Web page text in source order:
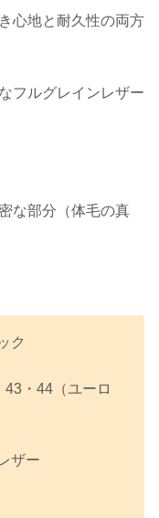
心地と耐久性の両方
フルグレインレザー
な部分（体毛の真
ク
・44（ユーロ
ザー